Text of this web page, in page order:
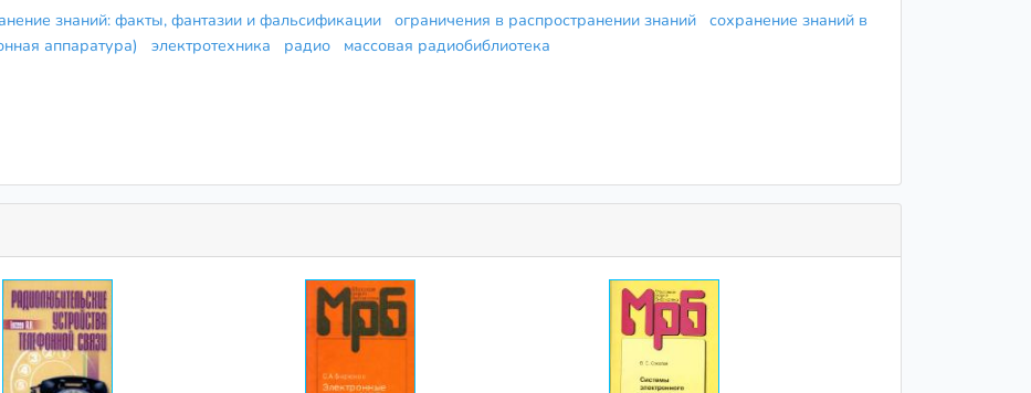
знаний: факты, фантазии и фальсификации ограничения в распространении знаний сохранение знаний в
аппаратура) электротехника радио
массовая радиобиблиотека